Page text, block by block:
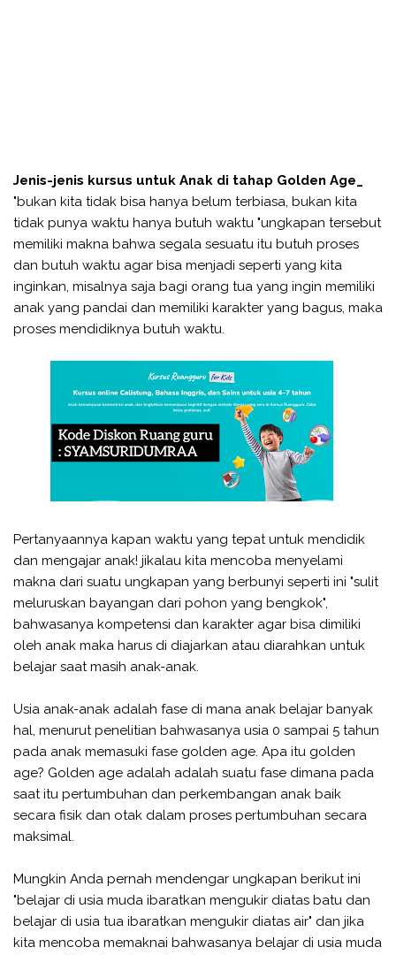
Jenis-jenis kursus untuk Anak di tahap Golden Age_
"bukan kita tidak bisa hanya belum terbiasa, bukan kita
tidak punya waktu hanya butuh waktu "ungkapan tersebut
memiliki makna bahwa segala sesuatu itu butuh proses
dan butuh waktu agar bisa menjadi seperti yang kita
inginkan, misalnya saja bagi orang tua yang ingin memiliki
anak yang pandai dan memiliki karakter yang bagus, maka
proses mendidiknya butuh waktu.
Pertanyaannya kapan waktu yang tepat untuk mendidik
dan mengajar anak! jikalau kita mencoba menyelami
makna dari suatu ungkapan yang berbunyi seperti ini "sulit
meluruskan bayangan dari pohon yang bengkok",
bahwasanya kompetensi dan karakter agar bisa dimiliki
oleh anak maka harus di diajarkan atau diarahkan untuk
belajar saat masih anak-anak.
Usia anak-anak adalah fase di mana anak belajar banyak
hal, menurut penelitian bahwasanya usia 0 sampai 5 tahun
pada anak memasuki fase golden age. Apa itu golden
age? Golden age adalah adalah suatu fase dimana pada
saat itu pertumbuhan dan perkembangan anak baik
secara fisik dan otak dalam proses pertumbuhan secara
maksimal.
Mungkin Anda pernah mendengar ungkapan berikut ini
"belajar di usia muda ibaratkan mengukir diatas batu dan
belajar di usia tua ibaratkan mengukir diatas air" dan jika
kita mencoba memaknai bahwasanya belajar di usia muda